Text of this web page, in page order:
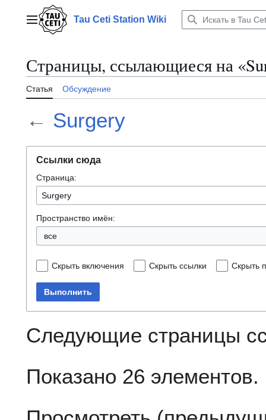
содержаниюГлавное менюTau Ceti Station Wiki
Страницы, ссылающиеся на
Статья Обсуждение
← Surgery
Ссылки сюда
Страница:
Пространство имён:
все
Скрыть включения Скрыть ссылки Скрыть
Выполнить
Следующие страницы
Показано 26 элементов.